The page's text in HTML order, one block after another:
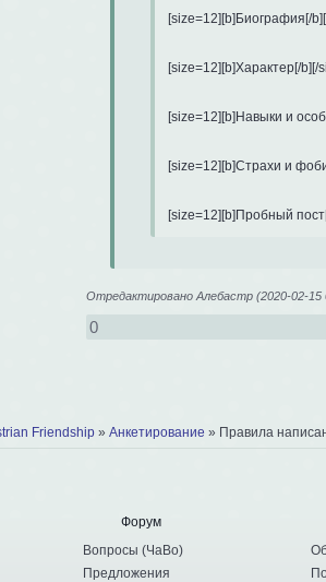
[size=12][b]Биография[/
[size=12][b]Характер[/b][/
[size=12][b]Навыки и
[size=12][b]Страхи и
[size=12][b]Пробный
Отредактировано Алебастр (2020-02-15
0
Friendship » Анкетирование » Правила
Форум
Вопросы (ЧаВо)
Предложения